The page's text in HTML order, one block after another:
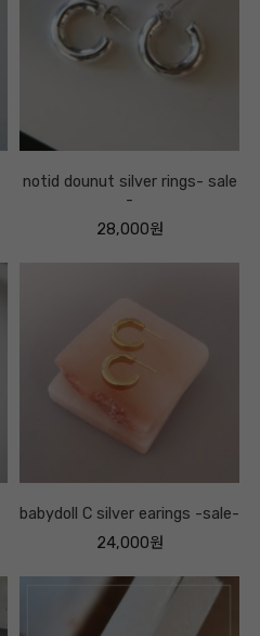
notid dounut silver rings- sale
-
28,000원
babydoll C silver earings -sale-
24,000원